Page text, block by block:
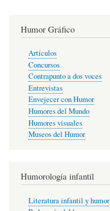
Humor Gráfico
Artículos
Concursos
Contrapunto a dos voces
Entrevistas
Envejecer con Humor
Humores del Mundo
Humores visuales
Museos del Humor
Humorología infantil
Literatura infantil y humor